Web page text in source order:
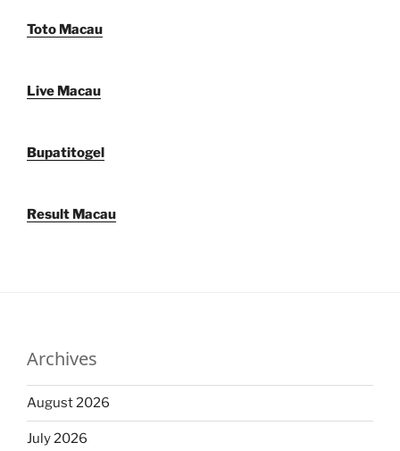
Toto Macau
Live Macau
Bupatitogel
Result Macau
Archives
August 2026
July 2026